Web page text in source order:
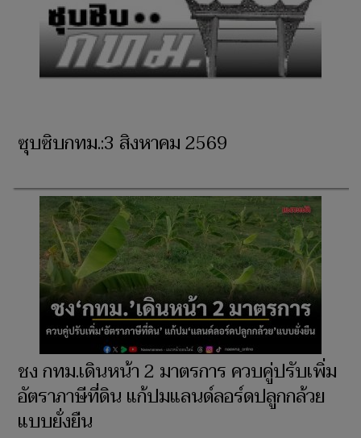
ซุบซิบกทม.:3 สิงหาคม 2569
ชง กทม.เดินหน้า 2 มาตรการ ควบคู่ปรับเพิ่ม
อัตราภาษีที่ดิน แก้ปมแลนด์ลอร์ดปลูกกล้วย
แบบยั่งยืน